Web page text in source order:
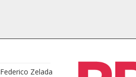
Federico Zelada